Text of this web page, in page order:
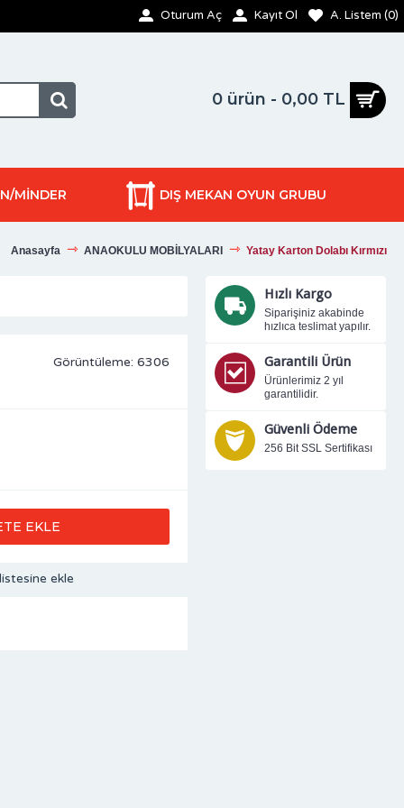
Oturum Aç Kayıt Ol A. Listem (0)
0 ürün - 0,00 TL
MİNDER DIŞ MEKAN OYUN GRUBU
Anasayfa ANAOKULU MOBİLYALARI Yatay Karton Dolabı Kırmızı
Hızlı Kargo
Siparişiniz akabinde
hızlıca teslimat yapılır.
Garantili Ürün
Ürünlerimiz 2 yıl
garantilidir.
Güvenli Ödeme
256 Bit SSL Sertifikası
Görüntüleme: 6306
EKLE
ekle